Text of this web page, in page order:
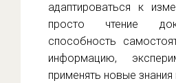
адаптироваться к
просто чтение
способность
информацию,
применять новые знания